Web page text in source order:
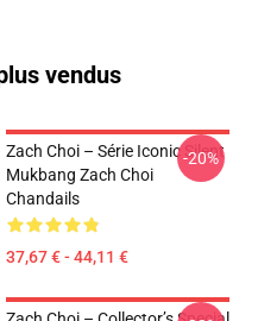
vendus
Zach Choi – Série Iconic Silent
Mukbang Zach Choi
Chandails
37,67 € - 44,11 €
-20%